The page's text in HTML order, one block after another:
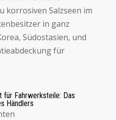
korrosiven Salzseen im
in ganz
Südostasien, und
für
für Fahrwerksteile: Das
Händlers